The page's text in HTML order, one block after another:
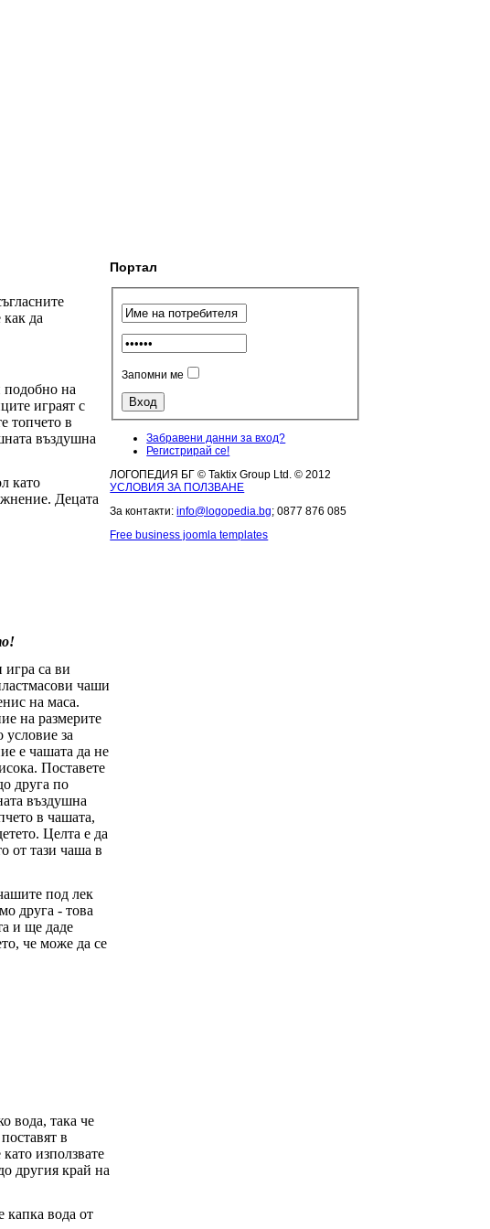
да
подобно на
играят с
топчето в
въздушна
като
Децата
игра са ви
чаши
на маса.
на размерите
за
е чашата да не
Поставете
друга по
въздушна
в чашата,
Целта е да
от тази чаша в
под лек
друга - това
и ще даде
че може да се
вода, така че
в
използвате
другия край на
капка вода от
Портал
Запомни ме
Забравени данни за вход?
Регистрирай се!
ЛОГОПЕДИЯ БГ © Taktix Group Ltd. © 2012
УСЛОВИЯ ЗА ПОЛЗВАНЕ
За контакти:info@logopedia.bg; 0877 876 085
Free business joomla templates